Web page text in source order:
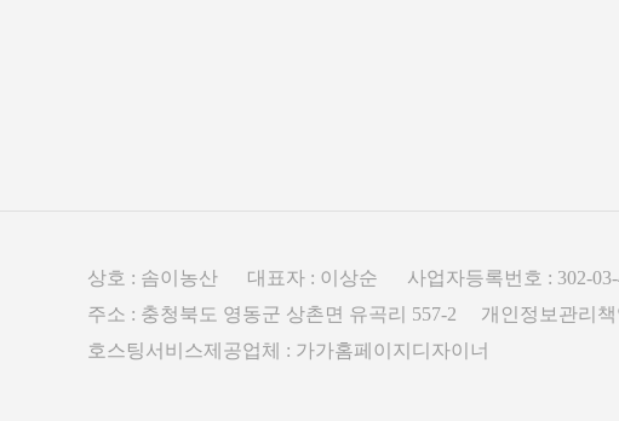
상호 : 솜이농산 대표자 : 이상순 사업자등록번호 : 302-03-
주소 : 충청북도 영동군 상촌면 유곡리 557-2 개인정보관리
호스팅서비스제공업체 : 가가홈페이지디자이너